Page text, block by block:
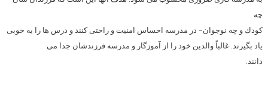
چه
كودك و چه نوجوان- در مدرسه احساس امنیت و راحتی كنند و درس ها را به خوبی
یاد بگیرند. غالباً والدین خود را از آموزگار و مدرسه فرزندشان جدا می
دانند.